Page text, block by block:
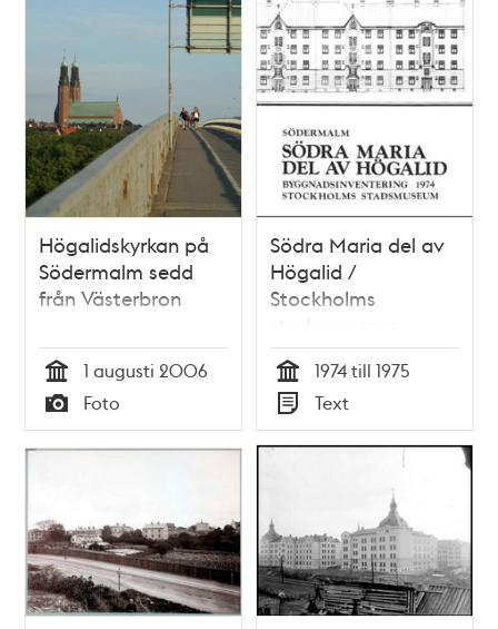
Högalidskyrkan på
Södermalm sedd
från Västerbron
Tid
1 augusti 2006
Typ
Foto
Södra Maria del av
Högalid /
Stockholms
stadsmuseum
Tid
1974 till 1975
Typ
Text